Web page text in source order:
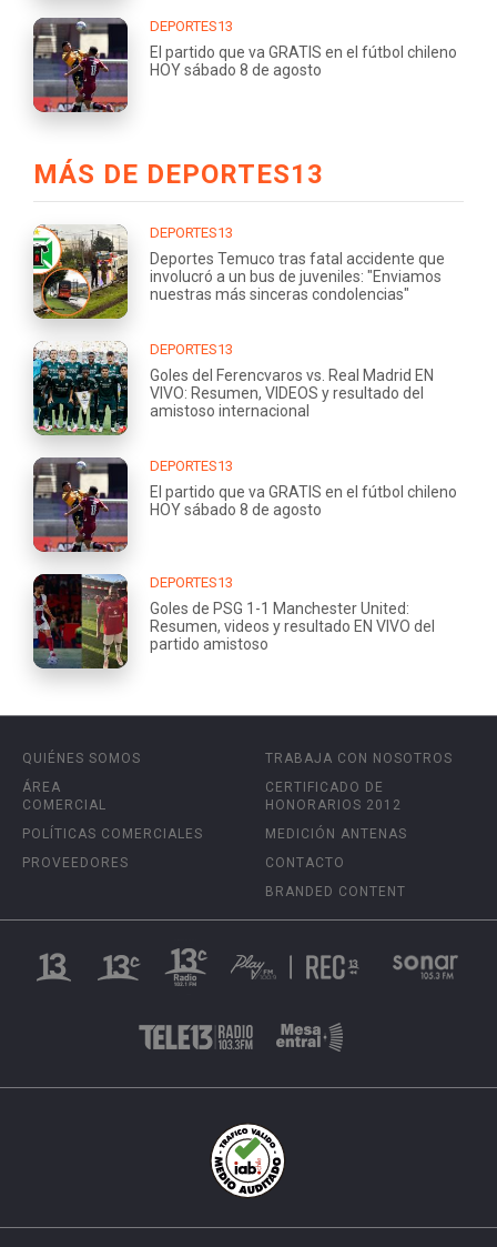
DEPORTES13
El partido que va GRATIS en el fútbol chileno
HOY sábado 8 de agosto
MÁS DE DEPORTES13
DEPORTES13
Deportes Temuco tras fatal accidente que
involucró a un bus de juveniles: "Enviamos
nuestras más sinceras condolencias"
DEPORTES13
Goles del Ferencvaros vs. Real Madrid EN
VIVO: Resumen, VIDEOS y resultado del
amistoso internacional
DEPORTES13
El partido que va GRATIS en el fútbol chileno
HOY sábado 8 de agosto
DEPORTES13
Goles de PSG 1-1 Manchester United:
Resumen, videos y resultado EN VIVO del
partido amistoso
QUIÉNES SOMOS
ÁREA
COMERCIAL
POLÍTICAS COMERCIALES
PROVEEDORES
TRABAJA CON NOSOTROS
CERTIFICADO DE
HONORARIOS 2012
MEDICIÓN ANTENAS
CONTACTO
BRANDED CONTENT